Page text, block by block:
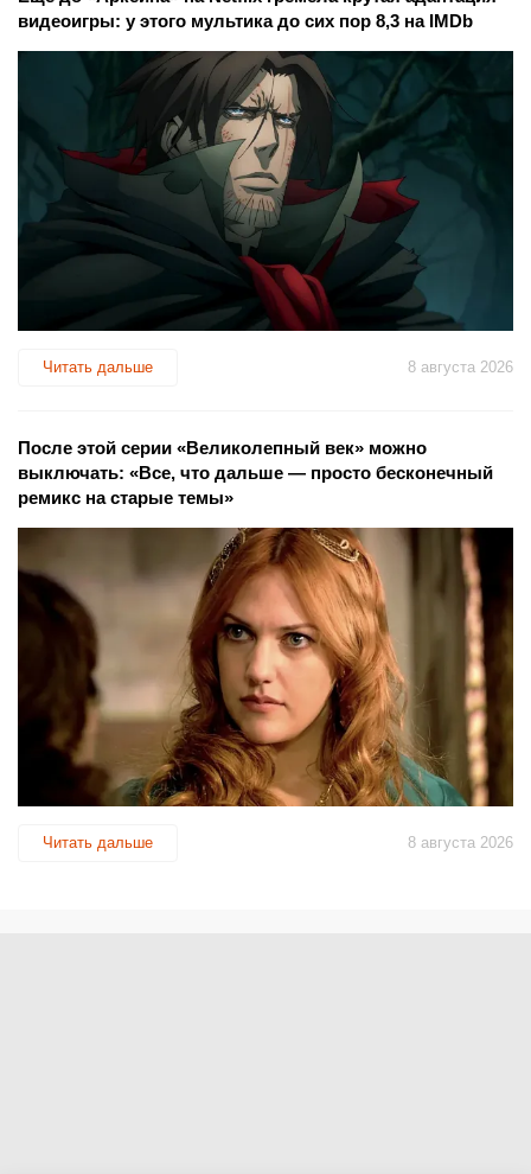
видеоигры: у этого мультика до сих пор 8,3 на IMDb
Читать дальше 8 августа 2026
После этой серии «Великолепный век» можно
выключать: «Все, что дальше — просто бесконечный
ремикс на старые темы»
Читать дальше 8 августа 2026